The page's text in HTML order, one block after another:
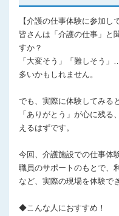
【介護の仕事体験に参加し
皆さんは「介護の仕事」と
すか？
「大変そう」「難しそう
多いかもしれません。
でも、実際に体験してみると
「ありがとう」が心に残
えるはずです。
今回、介護施設での仕事体
職員のサポートのもとで、
など、実際の現場を体験で
◆こんな人におすすめ！